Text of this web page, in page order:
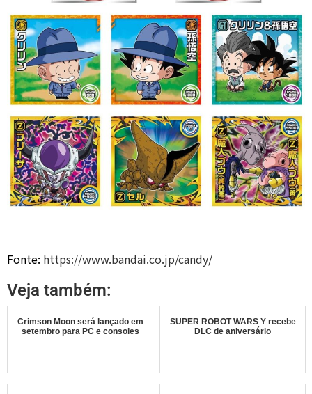
Fonte: https://www.bandai.co.jp/candy/
Veja também:
Crimson Moon será lançado em
setembro para PC e consoles
SUPER ROBOT WARS Y recebe
DLC de aniversário